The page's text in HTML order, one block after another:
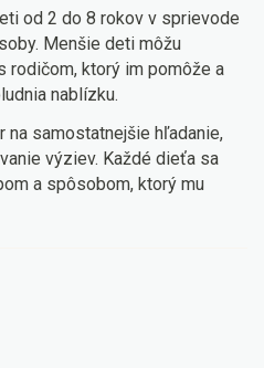
od 2 do 8 rokov v sprievode
Menšie deti môžu
rodičom, ktorý im pomôže a
nablízku.
samostatnejšie hľadanie,
výziev. Každé dieťa sa
a spôsobom, ktorý mu